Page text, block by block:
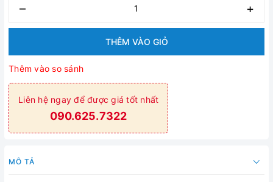
– +
THÊM VÀO GIỎ
Thêm vào so sánh
Liên hệ ngay để được giá tốt nhất
090.625.7322
MÔ TẢ